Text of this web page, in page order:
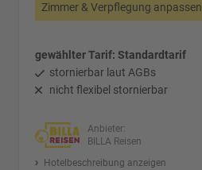
Zimmer & Verpflegung anpassen
gewählter Tarif: Standardtarif
stornierbar laut AGBs
nicht flexibel stornierbar
Anbieter:
BILLA Reisen
Hotelbeschreibung anzeigen